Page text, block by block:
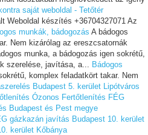
saját weboldal - Tetőtér
Weboldal készítés +36704327071 Az
munkák, bádogozás A bádogos
Nem kizárólag az ereszcsatornák
munka, a bádogozás igen sokrétű,
szerelése, javítása, a... Bádogos
komplex feladatkört takar. Nem
Budapest 5. kerület Lipótváros
Ózonos Fertőtlenítés FÉG
Budapest és Pest megye
gázkazán javítás Budapest 10. kerület
kerület Kőbánya